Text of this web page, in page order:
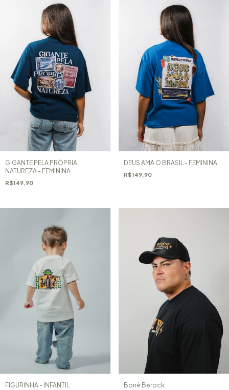
GIGANTE PELA PRÓPRIA
NATUREZA - FEMININA
R$149,90
DEUS AMA O BRASIL - FEMININA
R$149,90
FIGURINHA - INFANTIL Boné Berock